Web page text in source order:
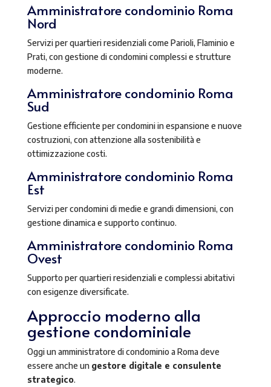
Amministratore condominio Roma
Nord
Servizi per quartieri residenziali come Parioli, Flaminio e
Prati, con gestione di condomini complessi e strutture
moderne.
Amministratore condominio Roma
Sud
Gestione efficiente per condomini in espansione e nuove
costruzioni, con attenzione alla sostenibilità e
ottimizzazione costi.
Amministratore condominio Roma
Est
Servizi per condomini di medie e grandi dimensioni, con
gestione dinamica e supporto continuo.
Amministratore condominio Roma
Ovest
Supporto per quartieri residenziali e complessi abitativi
con esigenze diversificate.
Approccio moderno alla
gestione condominiale
Oggi un amministratore di condominio a Roma deve
essere anche un gestore digitale e consulente
strategico.